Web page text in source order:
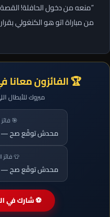
“منعه من دخول الحافلة! القصة
من مباراة اتو هو الكنغولي
🏆 الفائزون معانا
مبروك للأبطال
🎯 فائز
محدش توقّع صح —
👕 فائز
محدش توقّع صح —
⚽ شارك في